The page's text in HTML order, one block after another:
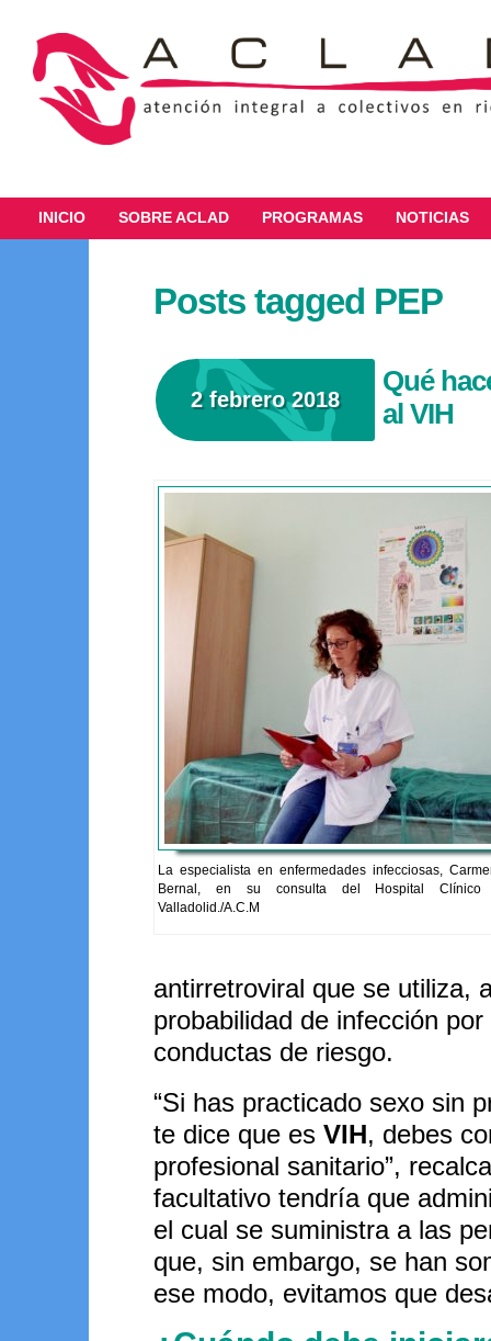
INICIO SOBRE ACLAD PROGRAMAS NOTICIAS
Posts tagged PEP
2 febrero 2018
Qué
al VIH
La especialista en enfermedades infecciosas,
Bernal, en su consulta del Hospital Clínico
Valladolid./A.C.M
antirretroviral que se utiliza,
probabilidad de infección
conductas de riesgo.
“Si has practicado sexo sin
te dice que es VIH, debes
profesional sanitario”,
facultativo tendría que
el cual se suministra a las
que, sin embargo, se han
ese modo, evitamos que